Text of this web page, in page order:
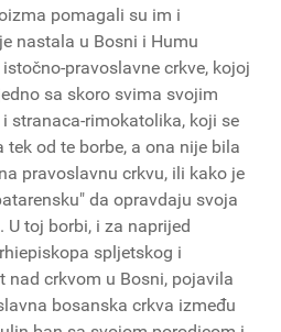
pomagali su im i
nastala u Bosni i Humu
pravoslavne crkve, kojoj
sa skoro svima svojim
stranaca-rimokatolika, koji se
od te borbe, a ona nije bila
pravoslavnu crkvu, ili kako je
da opravdaju svoja
toj borbi, i za naprijed
spljetskog i
nad crkvom u Bosni, pojavila
bosanska crkva između